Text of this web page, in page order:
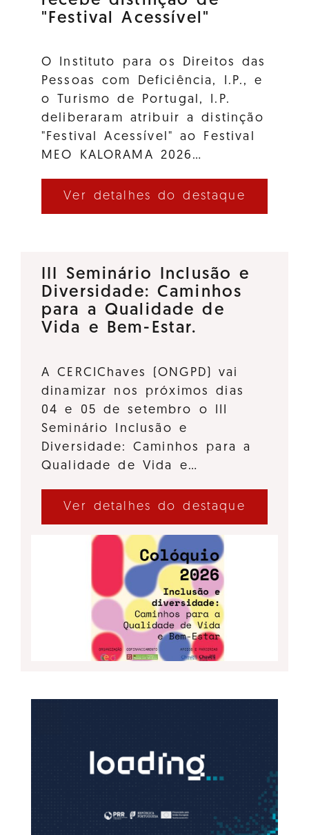
"Festival Acessível"
O Instituto para os Direitos das
Pessoas com Deficiência, I.P., e
o Turismo de Portugal, I.P.
deliberaram atribuir a distinção
"Festival Acessível" ao Festival
MEO KALORAMA 2026…
Ver detalhes do destaque
III Seminário Inclusão e
Diversidade: Caminhos
para a Qualidade de
Vida e Bem-Estar.
A CERCIChaves (ONGPD) vai
dinamizar nos próximos dias
04 e 05 de setembro o III
Seminário Inclusão e
Diversidade: Caminhos para a
Qualidade de Vida e…
Ver detalhes do destaque